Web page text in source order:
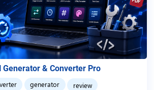
Generator & Converter Pro
generator review